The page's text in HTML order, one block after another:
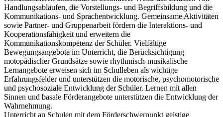
Handlungsabläufen, die Vorstellungs- und Begriffsbildung und die
Kommunikations- und Sprachentwicklung. Gemeinsame Aktivitäten
sowie Partner- und Gruppenarbeit fördern die Interaktions- und
Kooperationsfähigkeit und erweitern die
Kommunikationskompetenz der Schüler. Vielfältige
Bewegungsangebote im Unterricht, die Berücksichtigung
motopädischer Grundsätze sowie rhythmisch-musikalische
Lernangebote erweisen sich im Schulleben als wichtige
Erfahrungsfelder und unterstützen die motorische, psychomotorische
und psychosoziale Entwicklung der Schüler. Lernen mit allen
Sinnen und basale Förderangebote unterstützen die Entwicklung der
Wahrnehmung.
Unterricht an Schulen mit dem Förderschwerpunkt geistige